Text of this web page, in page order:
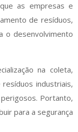
as empresas e
de resíduos,
o desenvolvimento
na coleta,
industriais,
Portanto,
para a segurança